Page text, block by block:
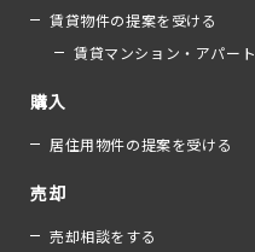
賃貸物件の提案を受ける
賃貸マンション・アパート
購入
居住用物件の提案を受ける
売却
売却相談をする